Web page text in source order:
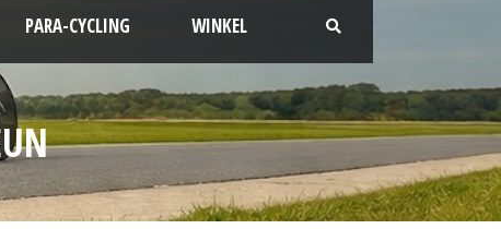
PARA-CYCLING WINKEL